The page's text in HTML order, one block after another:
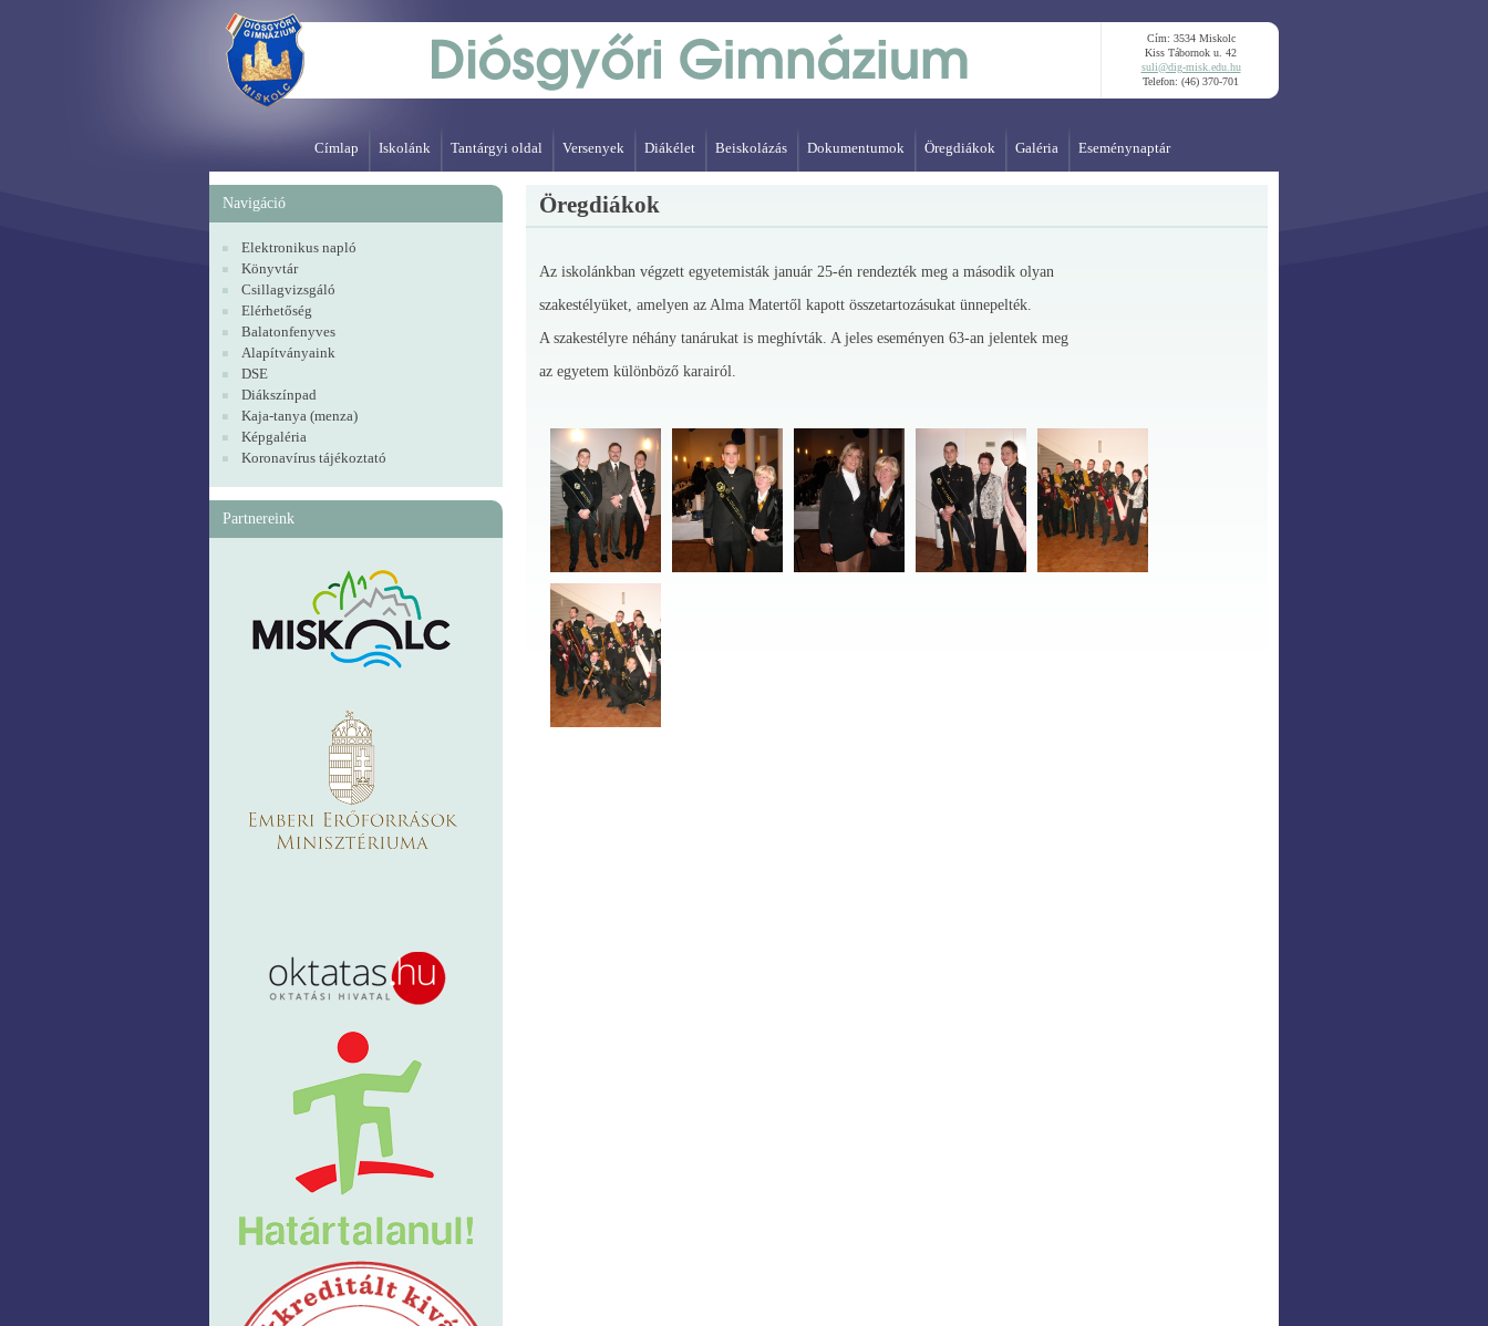
Cím: 3534 Miskolc
Kiss Tábornok u. 42
suli@dig-misk.edu.hu
Telefon: (46) 370-701
Címlap Iskolánk Tantárgyi oldal Versenyek Diákélet Beiskolázás Dokumentumok Öregdiákok Galéria Eseménynaptár
Navigáció
Elektronikus napló
Könyvtár
Csillagvizsgáló
Elérhetőség
Balatonfenyves
Alapítványaink
DSE
Diákszínpad
Kaja-tanya (menza)
Képgaléria
Koronavírus tájékoztató
Partnereink
Öregdiákok
Az iskolánkban végzett egyetemisták január 25-én rendezték meg a második olyan
szakestélyüket, amelyen az Alma Matertől kapott összetartozásukat ünnepelték.
A szakestélyre néhány tanárukat is meghívták. A jeles eseményen 63-an jelentek meg
az egyetem különböző karairól.